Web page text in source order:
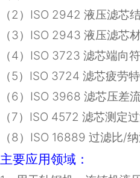
（2 ） ISO 2942 液压滤芯
（3） ISO 2943 液压滤芯
（4） ISO 3723 滤芯端向
（5） ISO 3724 滤芯疲劳
（6） ISO 3968 滤芯压差
（7） ISO 4572 滤芯测定
（8）ISO 16889 过滤比/
主要应用领域：